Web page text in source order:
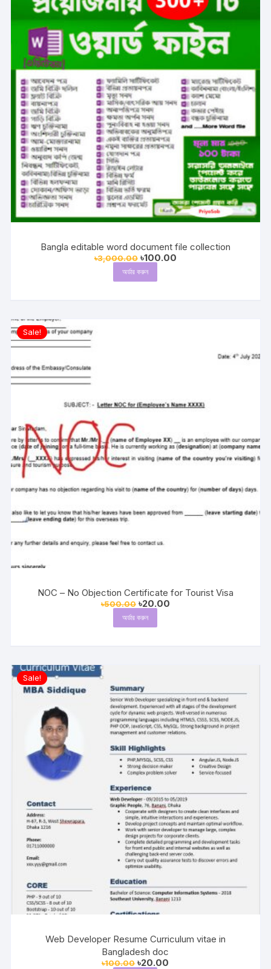
Bangla editable word document file collection
৳3,000.00 Original
price
was:
৳3,000.00.
৳100.00Current
অর্ডার করুন
Sale!
NOC – No Objection Certificate for Tourist Visa
৳500.00 Original
price
was:
৳500.00.
৳20.00Current
অর্ডার করুন
Sale!
Web Developer Resume Curriculum vitae in
Bangladesh doc
৳100.00 Original
৳20.00